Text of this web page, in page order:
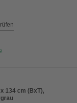
134 cm (BxT),